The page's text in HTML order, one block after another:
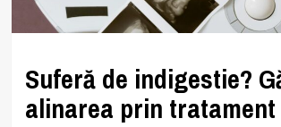
Suferă de indigestie?
alinarea prin